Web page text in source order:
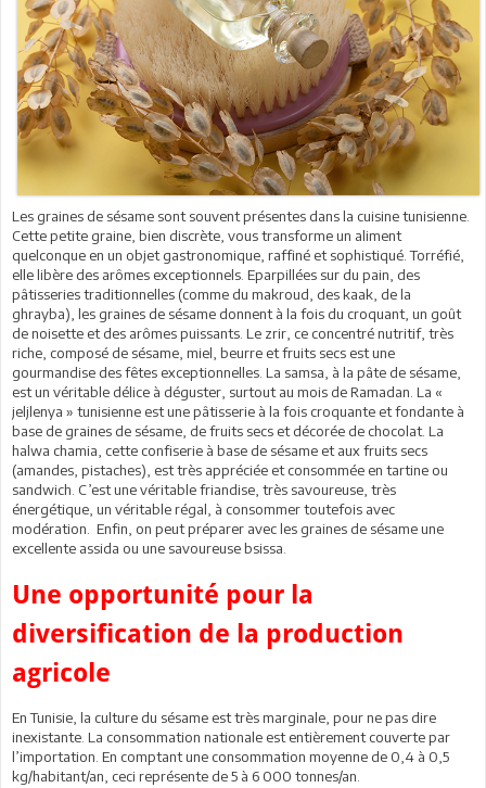
Les graines de sésame sont souvent présentes dans la cuisine tunisienne.
Cette petite graine, bien discrète, vous transforme un aliment
quelconque en un objet gastronomique, raffiné et sophistiqué. Torréfié,
elle libère des arômes exceptionnels. Eparpillées sur du pain, des
pâtisseries traditionnelles (comme du makroud, des kaak, de la
ghrayba), les graines de sésame donnent à la fois du croquant, un goût
de noisette et des arômes puissants. Le zrir, ce concentré nutritif, très
riche, composé de sésame, miel, beurre et fruits secs est une
gourmandise des fêtes exceptionnelles. La samsa, à la pâte de sésame,
est un véritable délice à déguster, surtout au mois de Ramadan. La «
jeljlenya » tunisienne est une pâtisserie à la fois croquante et fondante à
base de graines de sésame, de fruits secs et décorée de chocolat. La
halwa chamia, cette confiserie à base de sésame et aux fruits secs
(amandes, pistaches), est très appréciée et consommée en tartine ou
sandwich. C’est une véritable friandise, très savoureuse, très
énergétique, un véritable régal, à consommer toutefois avec
modération. Enfin, on peut préparer avec les graines de sésame une
excellente assida ou une savoureuse bsissa.
Une opportunité pour la
diversification de la production
agricole
En Tunisie, la culture du sésame est très marginale, pour ne pas dire
inexistante. La consommation nationale est entièrement couverte par
l’importation. En comptant une consommation moyenne de 0,4 à 0,5
kg/habitant/an, ceci représente de 5 à 6 000 tonnes/an.